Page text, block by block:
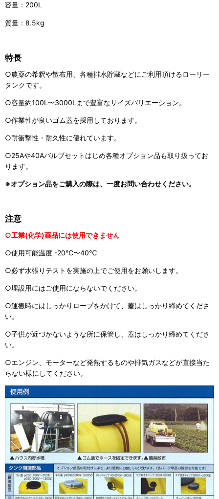
容量：200L
質量：8.5kg
特長
○農薬の希釈や散布用、各種排水貯蔵などにご利用頂けるローリー
タンクです。
○容量約100L〜3000Lまで豊富なサイズバリエーション。
○作業性が良いゴム蓋を採用しております。
○耐衝撃性・耐久性に優れています。
○25Aや40Aバルブセットはじめ各種オプション品も取り扱ってお
ります。
※オプション品をご購入の際は、一度お問い合わせください。
注意
○工業(化学)薬品には使用できません
○使用可能温度 -20℃〜40℃
○必ず水張りテストを実施の上でご使用をお願いします。
○埋設用にはご使用にならないでください。
○運搬時にはしっかりロープをかけて、蓋はしっかり締めてくださ
い。
○子供が近づかないような所に保管し、蓋はしっかり締めてくださ
い。
○エンジン、モーターなど発熱するものや排気ガスなどが直接当た
らない様にしてください。